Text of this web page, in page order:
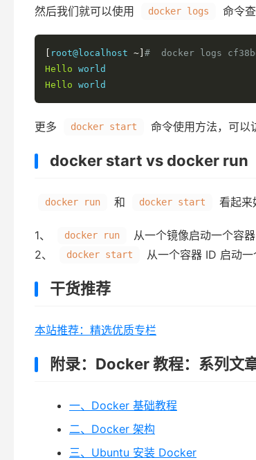
然后我们就可以使用 docker logs 命令
root@localhost ~] #  docker logs
Hello
Hello world
更多 docker start 命令使用方法，可
docker start vs docker run
docker run 和 docker start 看起来
1、 docker run
从一个镜像启动一个容
2、
docker start 从一个容器 ID 启动
干货推荐
本站推荐：精选优质专栏
附录：Docker 教程：系列文
一、Docker 基础教程
二、Docker 架构
三、Ubuntu 安装 Docker